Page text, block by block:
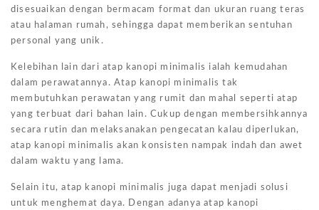
disesuaikan dengan bermacam format dan ukuran ruang teras
atau halaman rumah, sehingga dapat memberikan sentuhan
personal yang unik.
Kelebihan lain dari atap kanopi minimalis ialah kemudahan
dalam perawatannya. Atap kanopi minimalis tak
membutuhkan perawatan yang rumit dan mahal seperti atap
yang terbuat dari bahan lain. Cukup dengan membersihkannya
secara rutin dan melaksanakan pengecatan kalau diperlukan,
atap kanopi minimalis akan konsisten nampak indah dan awet
dalam waktu yang lama.
Selain itu, atap kanopi minimalis juga dapat menjadi solusi
untuk menghemat daya. Dengan adanya atap kanopi